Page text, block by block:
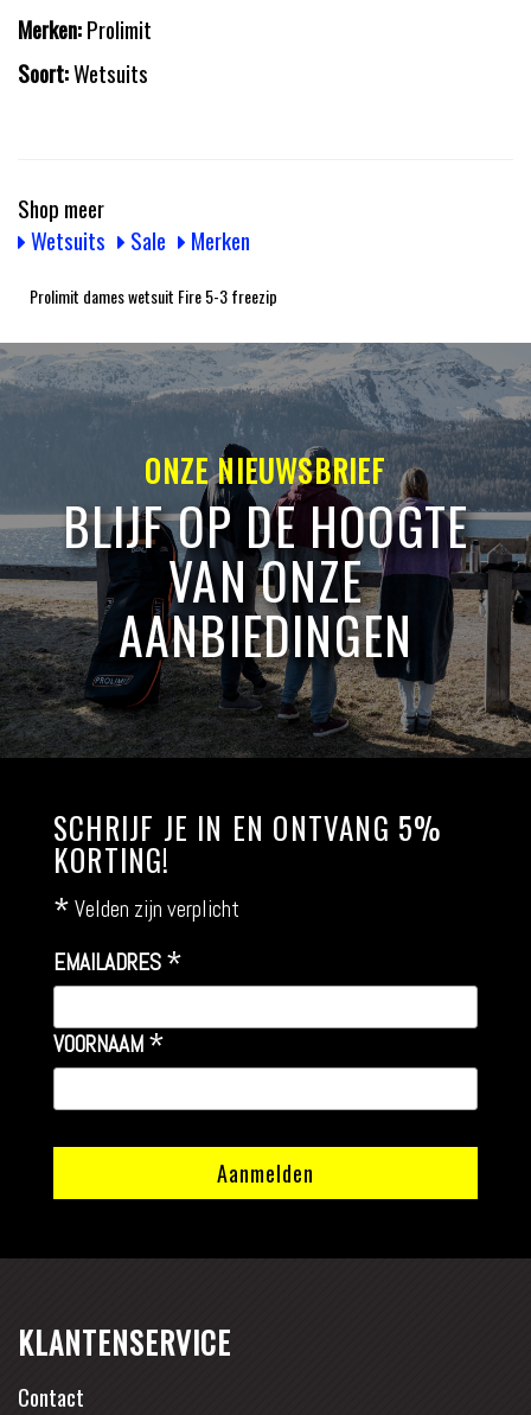
Merken:Prolimit
Soort:Wetsuits
Shop meer
Wetsuits
Sale Merken
Prolimit dames wetsuit Fire 5-3 freezip
ONZE NIEUWSBRIEF
BLIJF OP DE HOOGTE
VAN ONZE
AANBIEDINGEN
SCHRIJF JE IN EN ONTVANG 5%
KORTING!
* Velden zijn verplicht
EMAILADRES *
VOORNAAM *
KLANTENSERVICE
Contact